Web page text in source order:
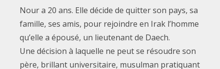
Nour a 20 ans. Elle décide de quitter son pays, sa
famille, ses amis, pour rejoindre en Irak l’homme
qu’elle a épousé, un lieutenant de Daech.
Une décision à laquelle ne peut se résoudre son
père, brillant universitaire, musulman pratiquant